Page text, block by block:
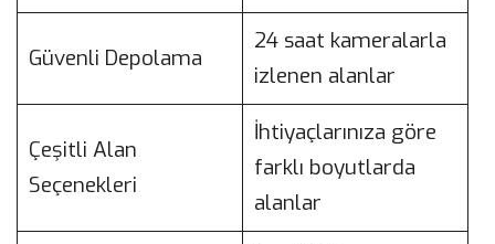
Güvenli Depolama
24 saat kameralarla
izlenen alanlar
Çeşitli Alan
Seçenekleri
İhtiyaçlarınıza göre
farklı boyutlarda
alanlar